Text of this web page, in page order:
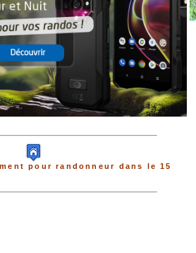
pour randonneur dans le 15